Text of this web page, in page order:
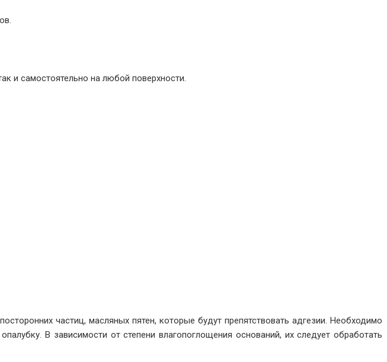
и самостоятельно на любой поверхности.
частиц, масляных пятен, которые будут препятствовать адгезии. Необходимо
В зависимости от степени влагопоглощения оснований, их следует обработать